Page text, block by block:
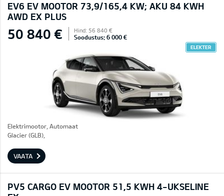
EV6 EV MOOTOR 73,9/165,4 KW; AKU 84 KWH
AWD EX PLUS
50 840 € Hind: 56 840 €
Soodustus: 6 000 €
ELEKTER
Elektrimootor, Automaat
Glacier (GLB),
VAATA
PV5 CARGO EV MOOTOR 51,5 KWH 4-UKSELINE